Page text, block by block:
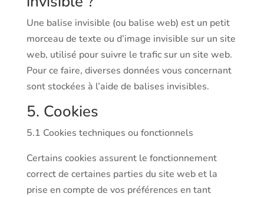
Une balise invisible (ou balise web) est un petit
morceau de texte ou d’image invisible sur un site
web, utilisé pour suivre le trafic sur un site web.
Pour ce faire, diverses données vous concernant
sont stockées à l’aide de balises invisibles.
5. Cookies
5.1 Cookies techniques ou fonctionnels
Certains cookies assurent le fonctionnement
correct de certaines parties du site web et la
prise en compte de vos préférences en tant